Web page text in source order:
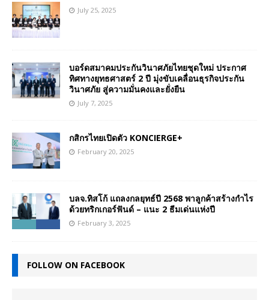
July 25, 2025
บอร์ดสมาคมประกันวินาศภัยไทยชุดใหม่ ประกาศ
ทิศทางยุทธศาสตร์ 2 ปี มุ่งขับเคลื่อนธุรกิจประกัน
วินาศภัย สู่ความมั่นคงและยั่งยืน
July 7, 2025
กสิกรไทยเปิดตัว KONCIERGE+
February 20, 2025
บลจ.ทิสโก้ แถลงกลยุทธ์ปี 2568 พาลูกค้าสร้างกำไร
ด้วยทริกเกอร์ฟันด์ – แนะ 2 ธีมเด่นแห่งปี
February 3, 2025
FOLLOW ON FACEBOOK